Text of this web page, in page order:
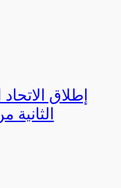
إطلاق
الثانية